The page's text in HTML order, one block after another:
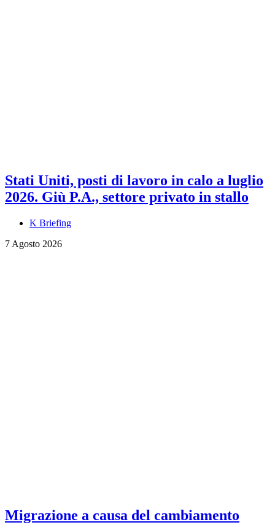
Stati Uniti, posti di lavoro in calo a luglio
2026. Giù P.A., settore privato in stallo
K Briefing
7 Agosto 2026
Migrazione a causa del cambiamento